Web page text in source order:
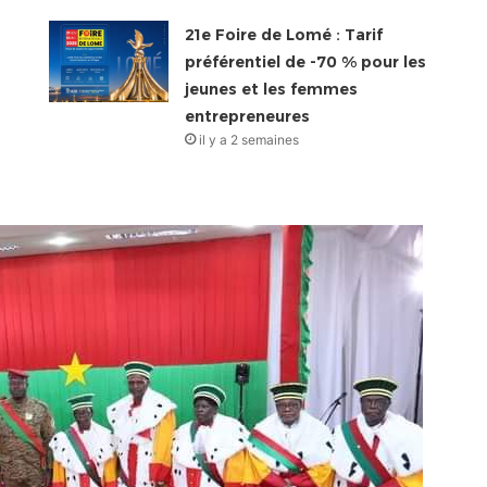
21e Foire de Lomé : Tarif
préférentiel de -70 % pour les
jeunes et les femmes
entrepreneures
il y a 2 semaines